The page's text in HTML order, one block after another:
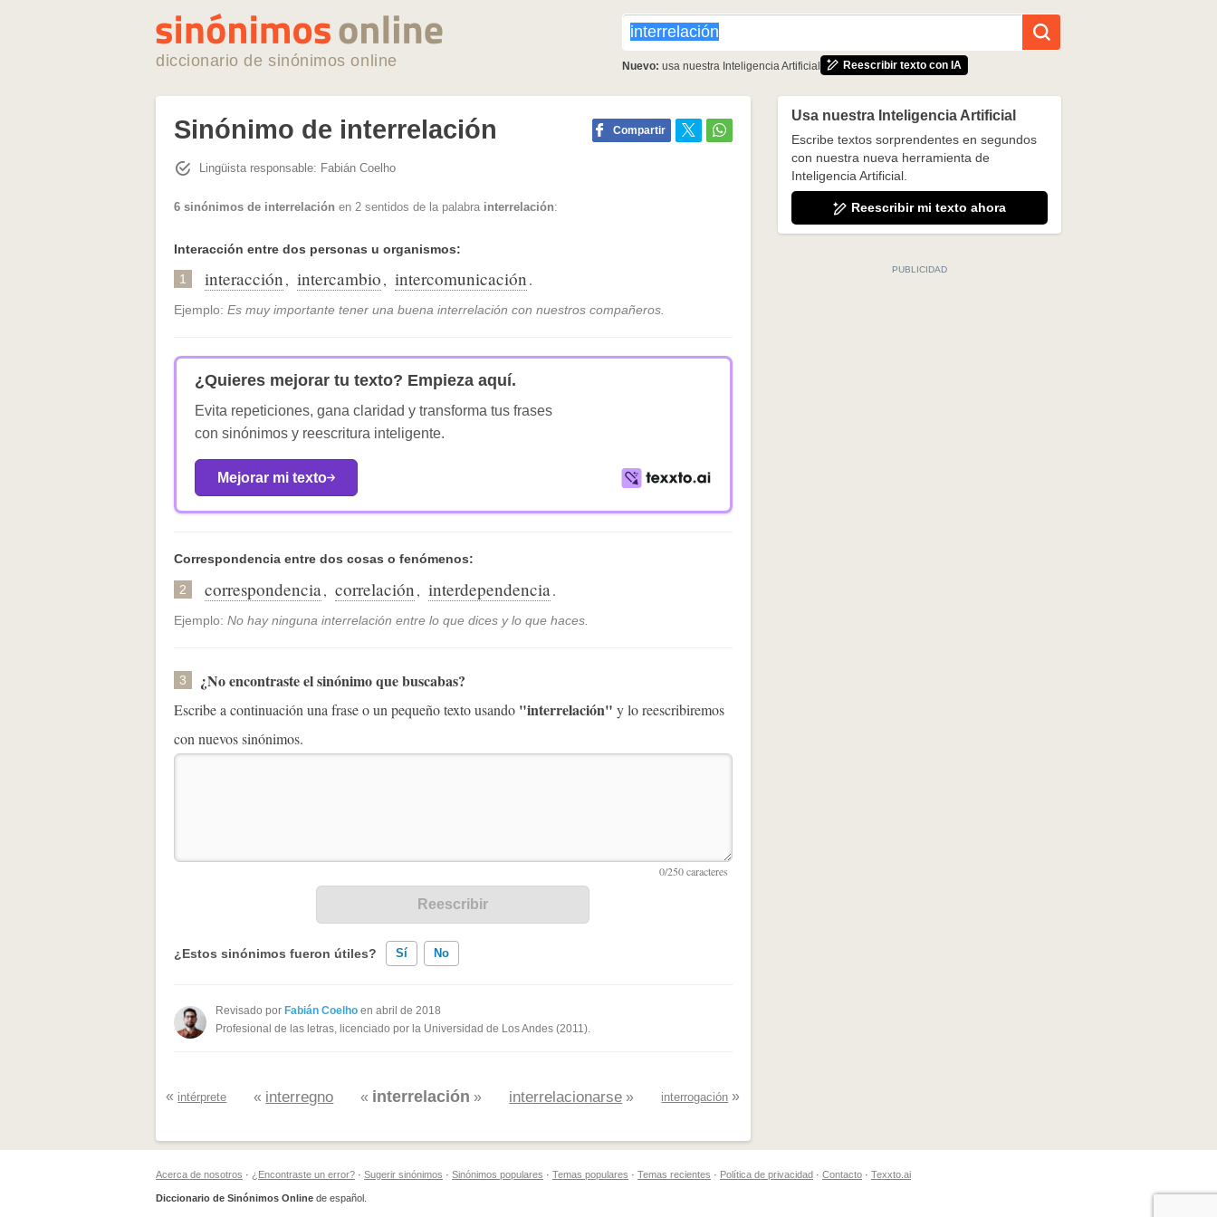
diccionario de sinónimos online Nuevo: usa nuestra Inteligencia Artificial Reescribir texto con IA
Sinónimo de interrelación Compartir
Lingüista responsable: Fabián Coelho
6 sinónimos de interrelación en 2 sentidos de la palabra interrelación:
Interacción entre dos personas u organismos:
1 interacción, intercambio, intercomunicación.
Ejemplo: Es muy importante tener una buena interrelación con nuestros compañeros.
¿Quieres mejorar tu texto? Empieza aquí.
Evita repeticiones, gana claridad y transforma tus frases
con sinónimos y reescritura inteligente.
Mejorar mi texto
Correspondencia entre dos cosas o fenómenos:
2 correspondencia, correlación, interdependencia.
Ejemplo: No hay ninguna interrelación entre lo que dices y lo que haces.
3 ¿No encontraste el sinónimo que buscabas?
Escribe a continuación una frase o un pequeño texto usando "interrelación" y lo reescribiremos
con nuevos sinónimos.
¿Estos sinónimos fueron útiles? Sí No
Existen sinónimos incorrectos
Revisado por Fabián Coelho en abril de 2018
Profesional de las letras, licenciado por la Universidad de Los Andes (2011).
« intérprete « interregno « interrelación » interrelacionarse » interrogación »
Usa nuestra Inteligencia Artificial
Escribe textos sorprendentes en segundos
con nuestra nueva herramienta de
Inteligencia Artificial.
Reescribir mi texto ahora
Acerca de nosotros · ¿Encontraste un error? · Sugerir sinónimos · Sinónimos populares · Temas populares · Temas recientes · Política de privacidad · Contacto · Texxto.ai
Diccionario de Sinónimos Online de español.